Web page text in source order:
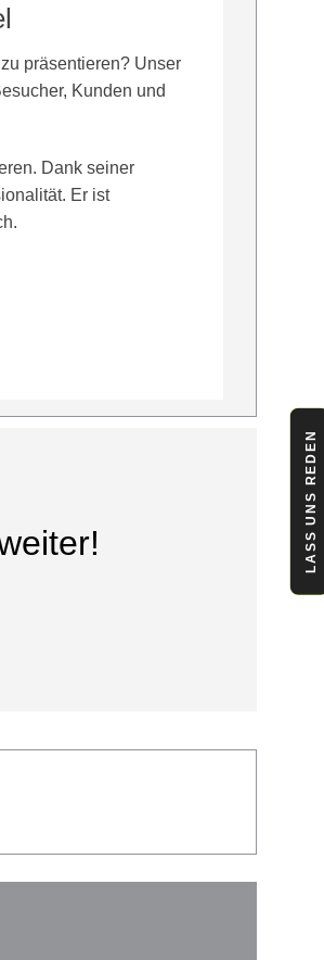
präsentieren? Unser
Kunden und
Dank seiner
Er ist
LASS UNS REDEN